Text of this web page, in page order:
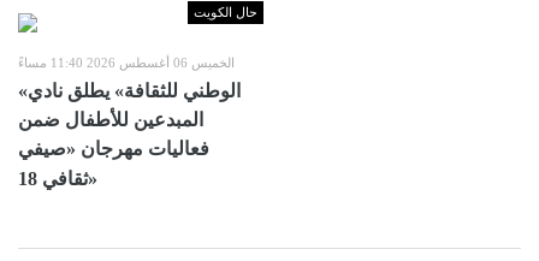
حال الكويت
الخميس 06 أغسطس 2026 11:40 مساءً
«الوطني للثقافة» يطلق نادي
المبدعين للأطفال ضمن
فعاليات مهرجان «صيفي
ثقافي 18»